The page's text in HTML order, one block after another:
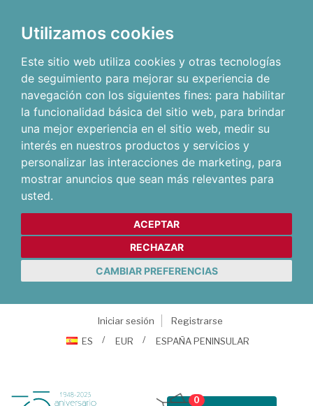
Utilizamos cookies
Este sitio web utiliza cookies y otras tecnologías
de seguimiento para mejorar su experiencia de
navegación con los siguientes fines: para habilitar
la funcionalidad básica del sitio web, para brindar
una mejor experiencia en el sitio web, medir su
interés en nuestros productos y servicios y
personalizar las interacciones de marketing, para
mostrar anuncios que sean más relevantes para
usted.
ACEPTAR
RECHAZAR
CAMBIAR PREFERENCIAS
Iniciar sesión
Registrarse
ES
EUR ESPAÑA PENINSULAR
0